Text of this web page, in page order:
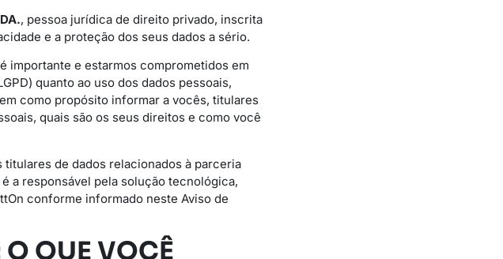
, pessoa jurídica de direito privado, inscrita
e a proteção dos seus dados a sério.
importante e estarmos comprometidos em
quanto ao uso dos dados pessoais,
como propósito informar a vocês, titulares
quais são os seus direitos e como você
de dados relacionados à parceria
é a responsável pela solução tecnológica,
conforme informado neste Aviso de
QUE VOCÊ